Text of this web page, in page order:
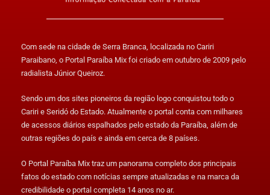
Com sede na cidade de Serra Branca, localizada no Cariri
Paraibano, o Portal Paraíba Mix foi criado em outubro de 2009 pelo
radialista Júnior Queiroz.
Sendo um dos sites pioneiros da região logo conquistou todo o
Cariri e Seridó do Estado. Atualmente o portal conta com milhares
de acessos diários espalhados pelo estado da Paraíba, além de
outras regiões do país e ainda em cerca de 8 países.
O Portal Paraíba Mix traz um panorama completo dos principais
fatos do estado com notícias sempre atualizadas e na marca da
credibilidade o portal completa 14 anos no ar.